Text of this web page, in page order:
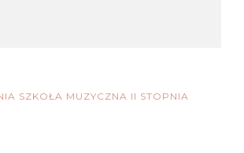
SZKOŁA MUZYCZNA II STOPNIA